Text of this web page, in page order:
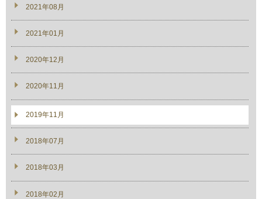
2021年08月
2021年01月
2020年12月
2020年11月
2019年11月
2018年07月
2018年03月
2018年02月